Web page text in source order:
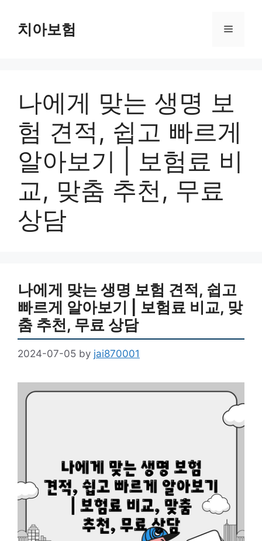
content치아보험 Menu
나에게 맞는 생명 보
험 견적, 쉽고 빠르게
알아보기 | 보험료 비
교, 맞춤 추천, 무료
상담
나에게 맞는 생명 보험 견적, 쉽고
빠르게 알아보기 | 보험료 비교, 맞
춤 추천, 무료 상담
2024-07-05 by jai870001